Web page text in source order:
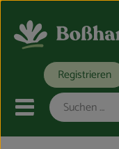
Registrieren
Mobiles